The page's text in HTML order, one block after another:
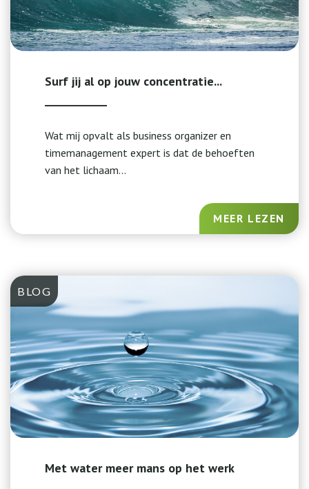
Surf jij al op jouw concentratie...
Wat mij opvalt als business organizer en
timemanagement expert is dat de behoeften
van het lichaam...
MEER LEZEN
BLOG
Met water meer mans op het werk